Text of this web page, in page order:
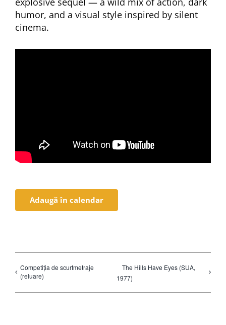
humor, and a visual style inspired by silent
cinema.
Adaugă în calendar
Competiția de scurtmetraje
(reluare)
The Hills Have Eyes (SUA,
1977)